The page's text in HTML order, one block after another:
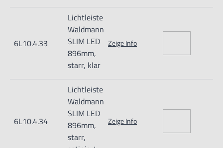
6L10.4.33
Lichtleiste
Waldmann
SLIM LED
896mm,
starr, klar
Zeige Info
6L10.4.34
Lichtleiste
Waldmann
SLIM LED
896mm,
starr,
Zeige Info